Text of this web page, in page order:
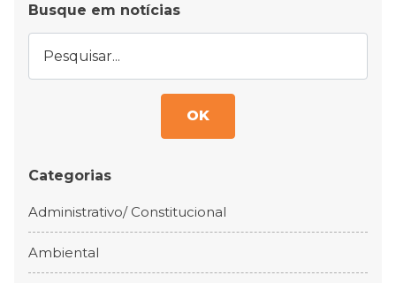
Busque em notícias
OK
Categorias
Administrativo/ Constitucional
Ambiental